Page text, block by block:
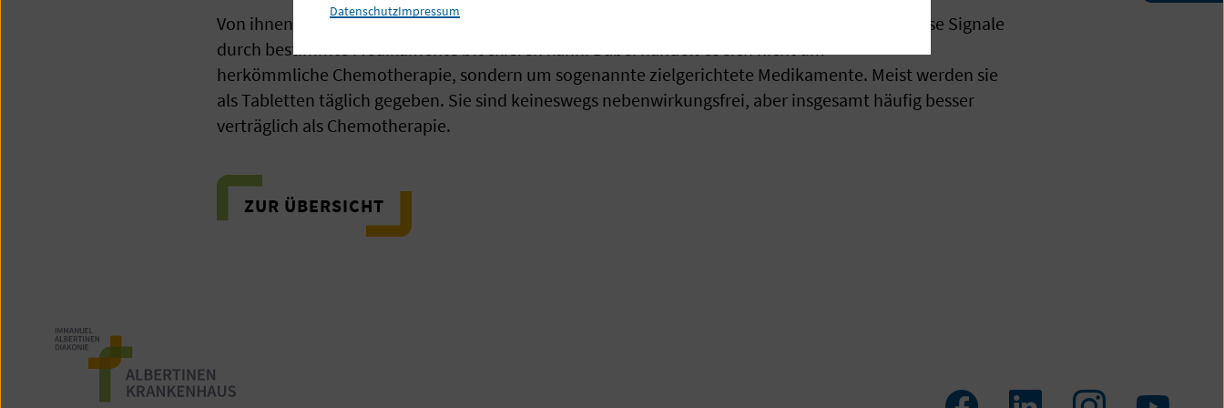
Von ihnen wissen wir teilweise, dass sie (bösartiges) Zellwachstum fördern – und dass man diese Signale
durch bestimmte Medikamente blockieren kann. Dabei handelt es sich nicht um
herkömmliche Chemotherapie, sondern um sogenannte zielgerichtete Medikamente. Meist werden sie
als Tabletten täglich gegeben. Sie sind keineswegs nebenwirkungsfrei, aber insgesamt häufig besser
verträglich als Chemotherapie.
ZUR ÜBERSICHT
DatenschutzImpressum